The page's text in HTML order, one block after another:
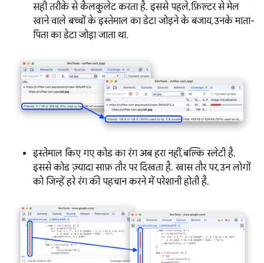
सही तरीके से कैलकुलेट करता है. इससे पहले, फ़िल्टर से मेल
खाने वाले बच्चों के इस्तेमाल का डेटा जोड़ने के बजाय, उनके माता-
पिता का डेटा जोड़ा जाता था.
इस्तेमाल किए गए कोड का रंग अब हरा नहीं, बल्कि स्लेटी है.
इससे कोड ज़्यादा साफ़ तौर पर दिखता है. खास तौर पर, उन लोगों
को जिन्हें हरे रंग की पहचान करने में परेशानी होती है.